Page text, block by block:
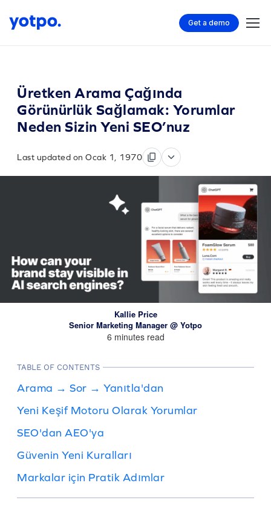
Get a demo
Üretken Arama Çağında
Görünürlük Sağlamak: Yorumlar
Neden Sizin Yeni SEO’nuz
Last updated on Ocak 1, 1970
Kallie Price
Senior Marketing Manager @ Yotpo
6 minutes read
TABLE OF CONTENTS
Arama → Sor → Yanıtla'dan
Yeni Keşif Motoru Olarak Yorumlar
SEO'dan AEO'ya
Güvenin Yeni Kuralları
Markalar için Pratik Adımlar